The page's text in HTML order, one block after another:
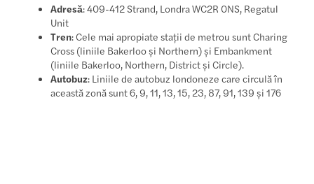
Adresă: 409-412 Strand, Londra WC2R 0NS, Regatul
Unit
Tren: Cele mai apropiate stații de metrou sunt Charing
Cross (liniile Bakerloo și Northern) și Embankment
(liniile Bakerloo, Northern, District și Circle).
Autobuz: Liniile de autobuz londoneze care circulă în
această zonă sunt 6, 9, 11, 13, 15, 23, 87, 91, 139 și 176